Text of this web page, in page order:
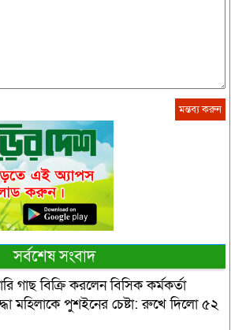
সর্বশেষ সংবাদ
গাছ বিক্রি করলেন বিসিক কর্মকর্তা
মহিলাকে পুশইনের চেষ্টা: রুখে দিলো ৫২